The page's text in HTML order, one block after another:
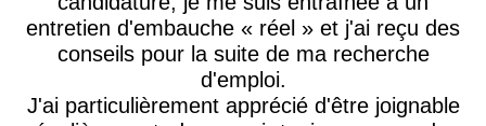
entretien d'embauche « réel » et j'ai reçu des
conseils pour la suite de ma recherche
d'emploi.
J'ai particulièrement apprécié d'être joignable